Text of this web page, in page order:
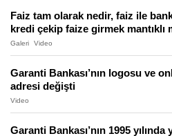
Faiz tam olarak nedir, faiz ile
kredi çekip faize girmek mantıklı
Galeri Video
Garanti Bankası’nın logosu ve
adresi değişti
Video
Garanti Bankası’nın 1995